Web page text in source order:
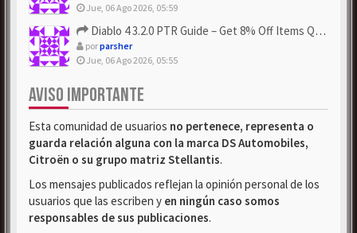
Jue, 06 Ago 2026, 05:59
Diablo 4 3.2.0 PTR Guide – Get 8% Off Items Quickly to Test ...
porparsher
Jue, 06 Ago 2026, 05:55
AVISO IMPORTANTE
Esta comunidad de usuarios no pertenece, representa o
guarda relación alguna con la marca DS Automobiles,
Citroën o su grupo matriz Stellantis.
Los mensajes publicados reflejan la opinión personal de los
usuarios que las escriben y en ningún caso somos
responsables de sus publicaciones.